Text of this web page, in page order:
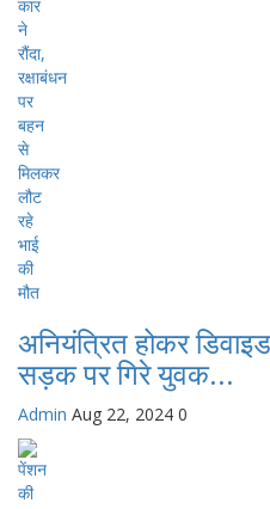
अनियंत्रित होकर
सड़क पर गिरे युवक...
Admin Aug 22, 2024 0